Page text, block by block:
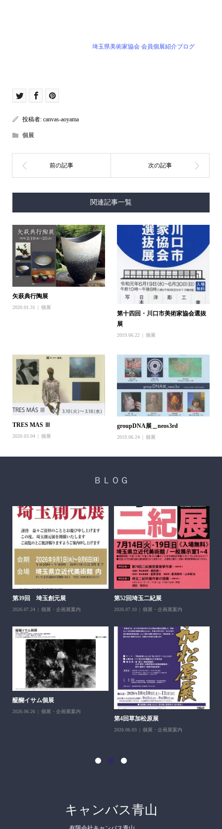
埼玉県美術家協会 会員個展紹介ブログ
投稿者: canvas-aoyama
個展
関連記事一覧
矢萩典行陶展
2020.01.31 個展
第十四回・川口市美術家協会選抜
展
2019.06.22 個展
TRES MAS Ⅲ
2020.03.04 個展
groupDNA展＿neos3rd
2019.06.24 個展
ＢＬＯＧ
第39回 埼玉創元展
2026.07.24 個展・企画展案内
第52回埼玉二紀展
2026.07.10 個展・企画展案内
醍醐イサム個展
2026.06.26 個展・企画展案内
第4回草加松原展
2026.06.03 個展・企画展案内
キャンバス青山